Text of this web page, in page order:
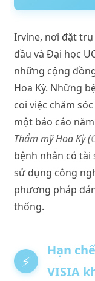
Irvine, nơi đặt trụ
đầu và Đại học
những cộng
Hoa Kỳ. Những
coi việc chăm
một báo cáo
Thẩm mỹ Hoa Kỳ (
bệnh nhân có tài
sử dụng công
phương pháp
thống.
Hạn
VISIA